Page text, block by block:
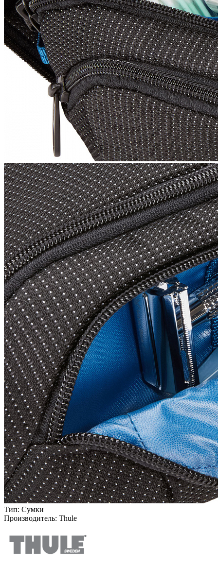
Тип: Сумки
Производитель: Thule